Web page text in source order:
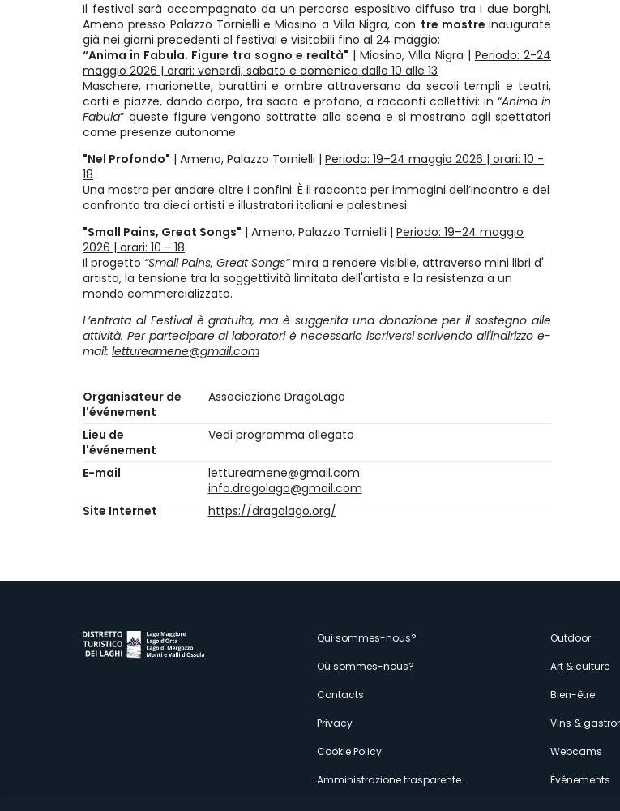
Il festival sarà accompagnato da un percorso espositivo diffuso tra i due borghi,
Ameno presso Palazzo Tornielli e Miasino a Villa Nigra, con tre mostre inaugurate
già nei giorni precedenti al festival e visitabili fino al 24 maggio:
“Anima in Fabula. Figure tra sogno e realtà" | Miasino, Villa Nigra | Periodo: 2-24
maggio 2026 | orari: venerdì, sabato e domenica dalle 10 alle 13
Maschere, marionette, burattini e ombre attraversano da secoli templi e teatri,
corti e piazze, dando corpo, tra sacro e profano, a racconti collettivi: in “Anima in
Fabula” queste figure vengono sottratte alla scena e si mostrano agli spettatori
come presenze autonome.
"Nel Profondo" | Ameno, Palazzo Tornielli | Periodo: 19–24 maggio 2026 | orari: 10 -
18
Una mostra per andare oltre i confini. È il racconto per immagini dell’incontro e del
confronto tra dieci artisti e illustratori italiani e palestinesi.
"Small Pains, Great Songs" | Ameno, Palazzo Tornielli | Periodo: 19–24 maggio
2026 | orari: 10 - 18
Il progetto “Small Pains, Great Songs”mira a rendere visibile, attraverso mini libri d'
artista, la tensione tra la soggettività limitata dell'artista e la resistenza a un
mondo commercializzato.
L’entrata al Festival è gratuita, ma è suggerita una donazione per il sostegno alle
attività. Per partecipare ai laboratori è necessario iscriversiscrivendo all'indirizzo e-
mail: lettureamene@gmail.com
Organisateur de
l'événement
Associazione DragoLago
Lieu de
l'événement
Vedi programma allegato
E-mail
lettureamene@gmail.com
info.dragolago@gmail.com
Site Internet
https://dragolago.org/
Menù
secondario
Qui sommes-nous?
Où sommes-nous?
Contacts
Privacy
Cookie Policy
Amministrazione trasparente
Outdoor
Art & culture
Bien-être
Vins &
Webcams
Événements